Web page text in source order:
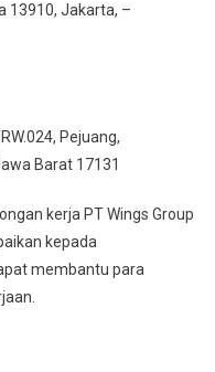
13910, Jakarta, –
Pejuang,
Barat 17131
kerja PT Wings Group
kepada
membantu para